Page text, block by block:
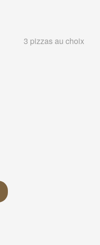
3 pizzas au choix